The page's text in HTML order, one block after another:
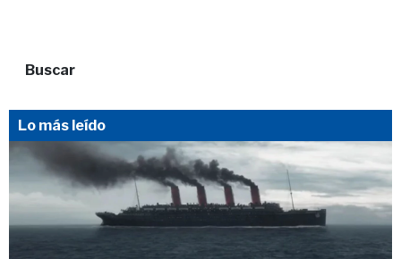
Buscar
Lo más leído